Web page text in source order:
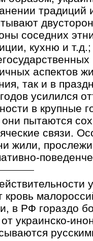
традиций
соседних
кухню и
аспектов
так и в
усилился
в крупные
они пытаются
связи.
жили,
кровь
в РФ гораздо
украинско-